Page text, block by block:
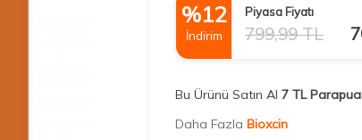
%12
İndirim
Piyasa Fiyatı
799,99TL
Bu Ürünü Satın Al 7 TL
Daha Fazla Bioxcin